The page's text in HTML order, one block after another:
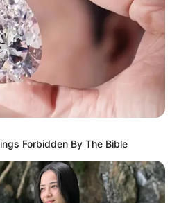
la pandemia, trabajan en un
este sector de
sea uno de los últimos en
con presencia mayoritaria
y Kankuamos quienes en
han ejercido su propia
para evitar el covid 19. De igual
restringió el acceso al
de que el gobierno ordenara
Forbidden By The Bible